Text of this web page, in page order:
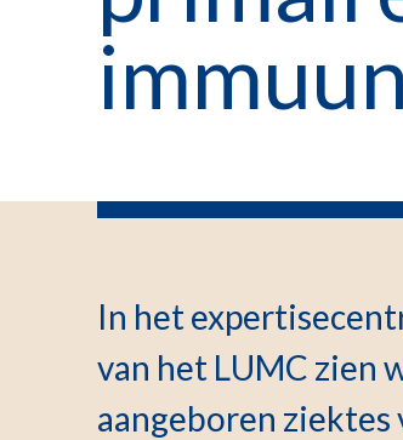
In het
van het LUMC zien
aangeboren ziektes